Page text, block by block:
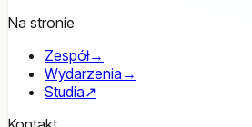
Na stronie
Zespół→
Wydarzenia →
Studia↗